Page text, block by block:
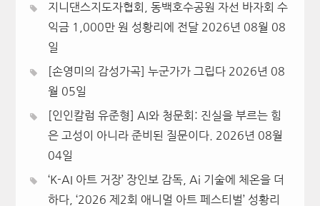
지니댄스지도자협회, 동백호수공원 자선 바자회 수
익금 1,000만 원 성황리에 전달 2026년 08월 08
일
[손영미의 감성가곡] 누군가가 그립다 2026년 08
월 05일
[인인칼럼 유준형] AI와 청문회: 진실을 부르는 힘
은 고성이 아니라 준비된 질문이다.
2026년 08월
04일
‘K-AI 아트 거장’ 장인보 감독, Ai 기술에 체온을 더
하다, ‘2026 제2회 애니멀 아트 페스티벌’ 성황리